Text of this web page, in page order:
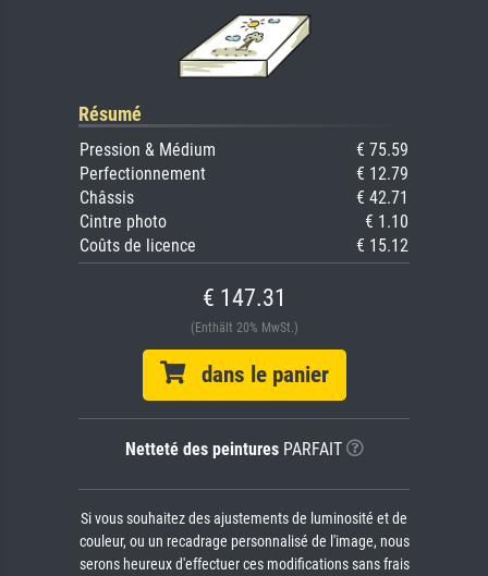
Résumé
Pression & Médium
€ 75.59
Perfectionnement
€ 12.79
Châssis
€ 42.71
Cintre photo
€ 1.10
Coûts de licence
€ 15.12
€ 147.31
(Enthält 20% MwSt.)
dans le panier
Netteté des peinturesPARFAIT
Si vous souhaitez des ajustements de luminosité et de
couleur, ou un recadrage personnalisé de l'image, nous
serons heureux d'effectuer ces modifications sans frais